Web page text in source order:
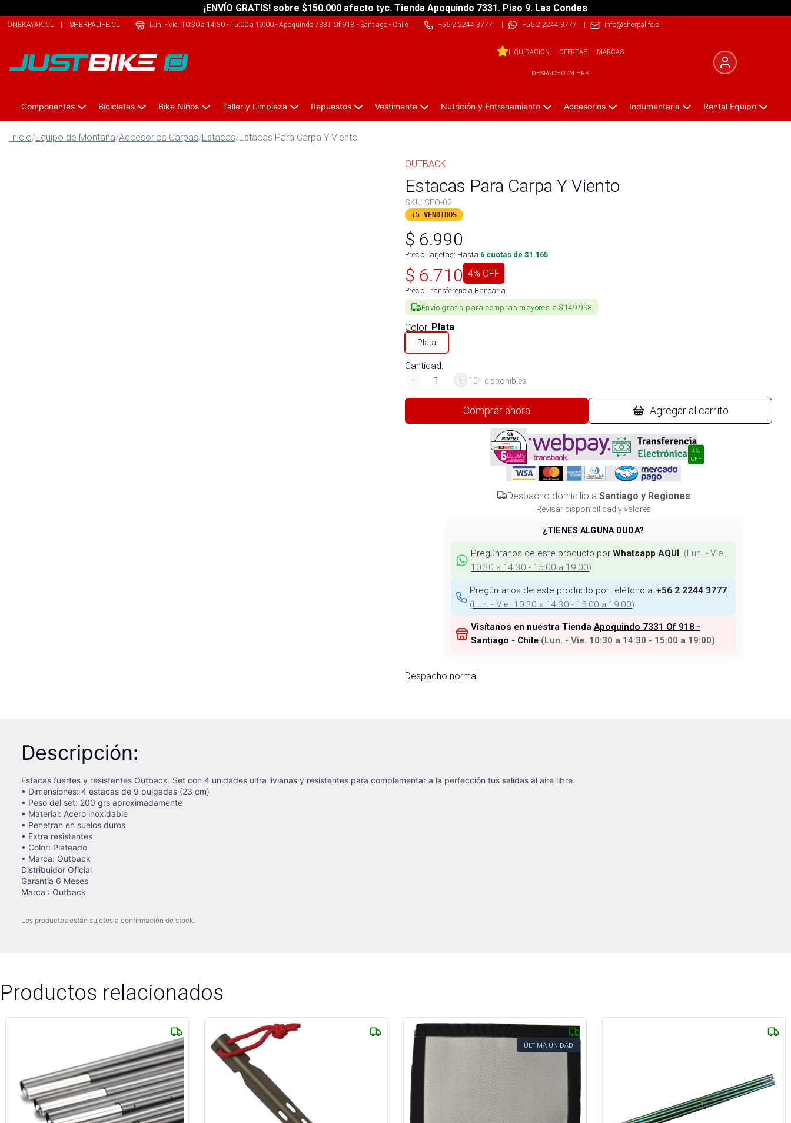
¡ENVÍO GRATIS! sobre $150.000 afecto tyc. Tienda Apoquindo 7331. Piso 9. Las Condes
ONEKAYAK.CL | SHERPALIFE.CL THECLIMB.CL
Lun. - Vie. 10:30 a 14:30 - 15:00 a 19:00- Apoquindo 7331 Of 918 - Santiago - Chile| +56 2 2244 3777 | +56 2 2244 3777 | info@sherpalife.cl
LIQUIDACIÓN OFERTAS MARCAS
DESPACHO 24 HRS
Componentes Bicicletas Bike Niños Taller y Limpieza Repuestos Vestimenta Nutrición y Entrenamiento Accesorios Indumentaria Rental Equipo
Inicio/Equipo de Montaña/Accesorios Carpas/Estacas/Estacas Para Carpa Y Viento
OUTBACK
Estacas Para Carpa Y Viento
SKU: SEO-02
+5 VENDIDOS
$ 6.990
Precio Tarjetas: Hasta 6 cuotas de $1.165
$ 6.710 4% OFF
Precio Transferencia Bancaria
Envío gratis para compras mayores a $149.998
Color: Plata
Plata
Cantidad:
-
+ 10+ disponibles
Comprar ahora Agregar al carrito
4%
OFF
Despacho domicilio a Santiago y Regiones
Revisar disponibilidad y valores
¿TIENES ALGUNA DUDA?
Pregúntanos de este producto por Whatsapp AQUÍ (Lun. - Vie.
10:30 a 14:30 - 15:00 a 19:00)
Pregúntanos de este producto por teléfono al +56 2 2244 3777
(Lun. - Vie. 10:30 a 14:30 - 15:00 a 19:00)
Visítanos en nuestra Tienda Apoquindo 7331 Of 918 -
Santiago - Chile (Lun. - Vie. 10:30 a 14:30 - 15:00 a 19:00)
Despacho normal
Descripción:
Estacas fuertes y resistentes Outback. Set con 4 unidades ultra livianas y resistentes para complementar a la perfección tus salidas al aire libre.
• Dimensiones: 4 estacas de 9 pulgadas (23 cm)
• Peso del set: 200 grs aproximadamente
• Material: Acero inoxidable
• Penetran en suelos duros
• Extra resistentes
• Color: Plateado
• Marca: Outback
Distribuidor Oficial
Garantia 6 Meses
Marca : Outback
Los productos están sujetos a confirmación de stock.
Productos relacionados
ÚLTIMA UNIDAD